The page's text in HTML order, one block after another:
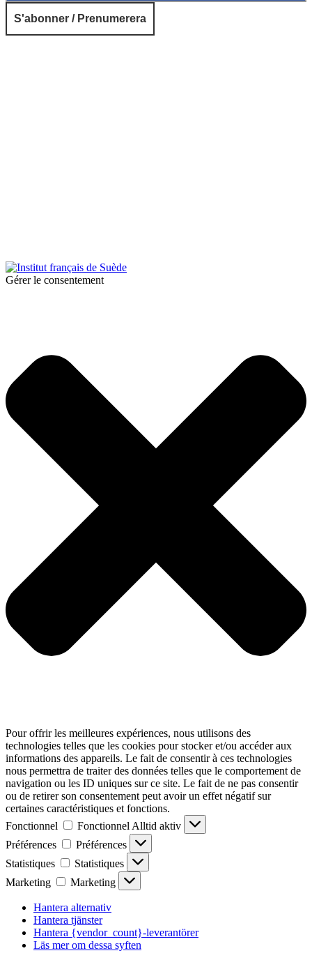
Gérer le consentement
Pour offrir les meilleures expériences, nous utilisons des
technologies telles que les cookies pour stocker et/ou accéder aux
informations des appareils. Le fait de consentir à ces technologies
nous permettra de traiter des données telles que le comportement de
navigation ou les ID uniques sur ce site. Le fait de ne pas consentir
ou de retirer son consentement peut avoir un effet négatif sur
certaines caractéristiques et fonctions.
Fonctionnel
Fonctionnel Alltid aktiv
Préférences
Préférences
Statistiques
Statistiques
Marketing
Marketing
Hantera alternativ
Hantera tjänster
Hantera {vendor_count}-leverantörer
Läs mer om dessa syften